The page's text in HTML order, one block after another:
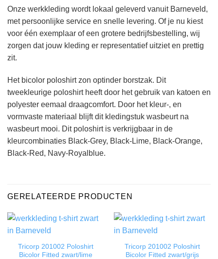
Onze werkkleding wordt lokaal geleverd vanuit Barneveld,
met persoonlijke service en snelle levering. Of je nu kiest
voor één exemplaar of een grotere bedrijfsbestelling, wij
zorgen dat jouw kleding er representatief uitziet en prettig
zit.
Het bicolor poloshirt zon optinder borstzak. Dit
tweekleurige poloshirt heeft door het gebruik van katoen en
polyester eemaal draagcomfort. Door het kleur-, en
vormvaste materiaal blijft dit kledingstuk wasbeurt na
wasbeurt mooi. Dit poloshirt is verkrijgbaar in de
kleurcombinaties Black-Grey, Black-Lime, Black-Orange,
Black-Red, Navy-Royalblue.
GERELATEERDE PRODUCTEN
Tricorp 201002 Poloshirt
Bicolor Fitted zwart/lime
Tricorp 201002 Poloshirt
Bicolor Fitted zwart/grijs